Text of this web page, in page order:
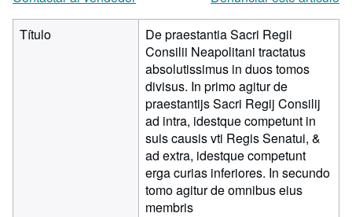
Título
De praestantia Sacri Regii
Consilii Neapolitani tractatus
absolutissimus in duos tomos
divisus. In primo agitur de
praestantijs Sacri Regij Consilij
ad intra, idestque competunt in
suis causis vti Regis Senatui, &
ad extra, idestque competunt
erga curias inferiores. In secundo
tomo agitur de omnibus eius
membris